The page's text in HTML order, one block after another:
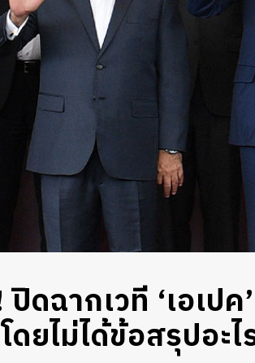
ฉากเวที ‘เอเปค
ยไม่ได้ข้อสรุปอะไ